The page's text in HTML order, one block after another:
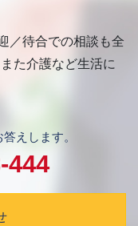
／待合での相談も全
た介護など生活に
えします。
444